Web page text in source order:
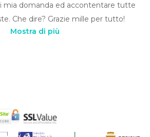
mia domanda ed accontentare tutte
Che dire? Grazie mille per tutto!
Mostra di più